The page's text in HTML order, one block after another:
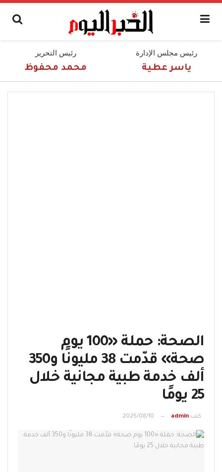
رئيس مجلس الإدارة
ياسر عطية
رئيس التحرير
محمد محفوظ
الصحة: حملة «100 يوم
صحة» قدّمت 38 مليونًا و350
ألف خدمة طبية مجانية خلال
25 يومًا
كتب admin
2025/08/10